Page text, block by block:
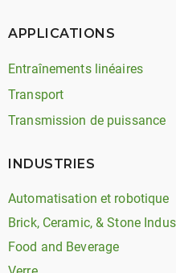
APPLICATIONS
Entraînements linéaires
Transport
Transmission de puissance
INDUSTRIES
Automatisation et robotique
Brick, Ceramic, & Stone
Food and Beverage